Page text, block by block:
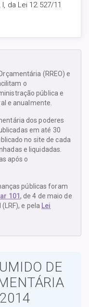
da Lei 12.527/11
(RREO) e
o
pública e
e anualmente.
dos poderes
em até 30
no site de cada
e liquidadas.
após o
públicas foram
101, de 4 de maio de
e pela Lei
DE